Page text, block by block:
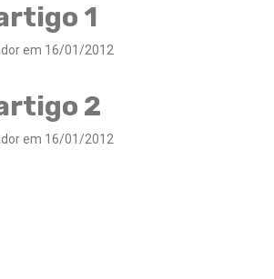
1
em 16/01/2012
2
em 16/01/2012